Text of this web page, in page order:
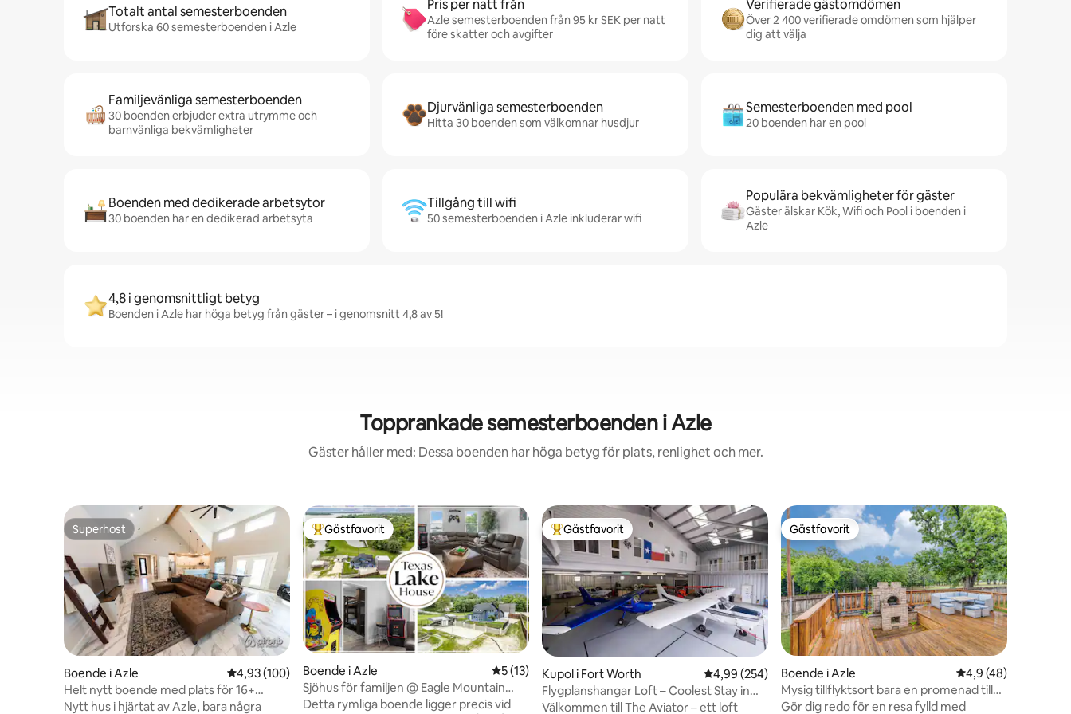
Totalt antal semesterboenden
Utforska 60 semesterboenden i Azle
Pris per natt från
Azle semesterboenden från 95 kr SEK per natt
före skatter och avgifter
Verifierade gästomdömen
Över 2 400 verifierade omdömen som hjälper
dig att välja
Familjevänliga semesterboenden
30 boenden erbjuder extra utrymme och
barnvänliga bekvämligheter
Djurvänliga semesterboenden
Hitta 30 boenden som välkomnar husdjur
Semesterboenden med pool
20 boenden har en pool
Boenden med dedikerade arbetsytor
30 boenden har en dedikerad arbetsyta
Tillgång till wifi
50 semesterboenden i Azle inkluderar wifi
Populära bekvämligheter för gäster
Gäster älskar Kök, Wifi och Pool i boenden i
Azle
4,8 i genomsnittligt betyg
Boenden i Azle har höga betyg från gäster – i genomsnitt 4,8 av 5!
Topprankade semesterboenden i Azle
Gäster håller med: Dessa boenden har höga betyg för plats, renlighet och mer.
Superhost
Superhost
Boende i Azle 4,93 av 5 i genomsnittligt betyg, 100 omdömen
4,93 (100)
Helt nytt boende med plats för 16+
personer bekvämt!
Nytt hus i hjärtat av Azle, bara några
Populär gästfavorit
Gästfavorit
Boende i Azle 5 av 5 i genomsnittligt betyg, 13 omdömen
5 (13)
Sjöhus för familjen @ Eagle Mountain
Lake!
Detta rymliga boende ligger precis vid
Populär gästfavorit
Gästfavorit
Kupol i Fort Worth 4,99 av 5 i genomsnittligt betyg, 254 omdömen
4,99 (254)
Flygplanshangar Loft – Coolest Stay in
Fort Worth!
Välkommen till The Aviator – ett loft
Gästfavorit
Gästfavorit
Boende i Azle 4,9 av 5 i
4,9 (48)
Mysig tillflyktsort bara en promenad till
sjön
Gör dig redo för en resa fylld med